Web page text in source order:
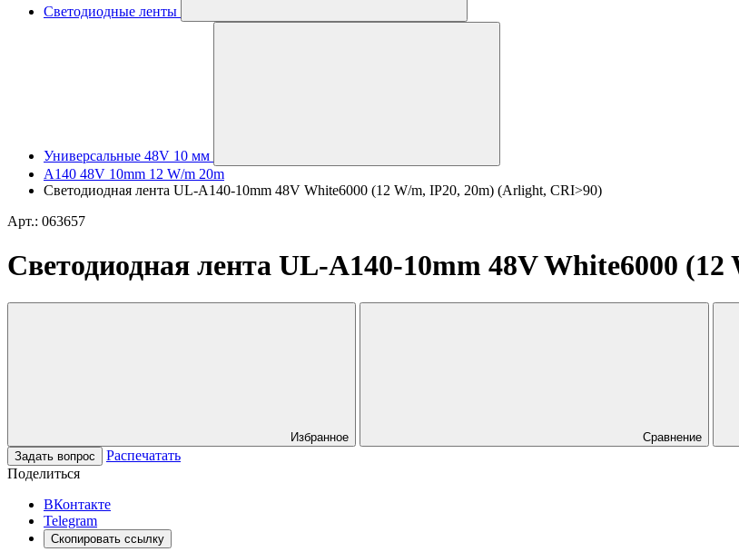
Светодиодные ленты
Универсальные 48V 10 мм
A140 48V 10mm 12 W/m 20m
Светодиодная лента UL-A140-10mm 48V White6000 (12 W/m, IP20, 20m) (Arlight, CRI>90)
Арт.: 063657
Светодиодная лента UL-A140-10mm 48V White6000
Избранное Сравнение
Задать вопрос
Распечатать
Поделиться
ВКонтакте
Telegram
Скопировать ссылку